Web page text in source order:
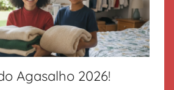
l
v
a
ç
ã
Agasalho 2026!